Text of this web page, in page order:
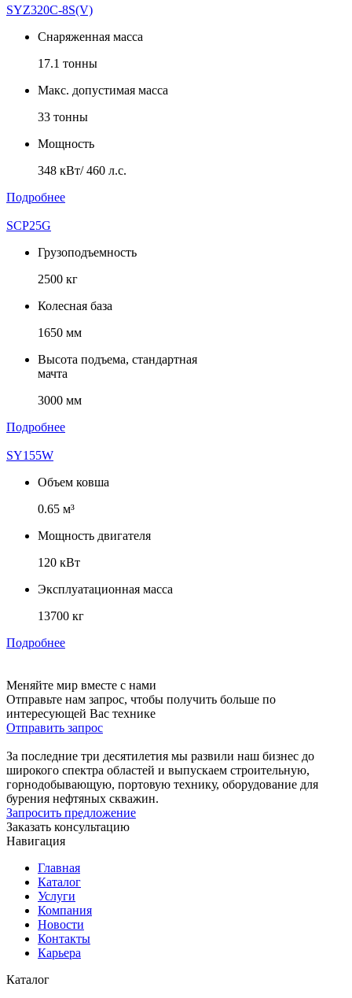
SYZ320C-8S(V)
Снаряженная масса
17.1 тонны
Макс. допустимая масса
33 тонны
Мощность
348 кВт/ 460 л.с.
Подробнее
SCP25G
Грузоподъемность
2500 кг
Колесная база
1650 мм
Высота подъема, стандартная
мачта
3000 мм
Подробнее
SY155W
Объем ковша
0.65 м³
Мощность двигателя
120 кВт
Эксплуатационная масса
13700 кг
Подробнее
Меняйте мир вместе с нами
Отправьте нам запрос, чтобы получить больше по
интересующей Вас технике
Отправить запрос
За последние три десятилетия мы развили наш бизнес до
широкого спектра областей и выпускаем строительную,
горнодобывающую, портовую технику, оборудование для
бурения нефтяных скважин.
Запросить предложение
Заказать консультацию
Навигация
Главная
Каталог
Услуги
Компания
Новости
Контакты
Карьера
Каталог